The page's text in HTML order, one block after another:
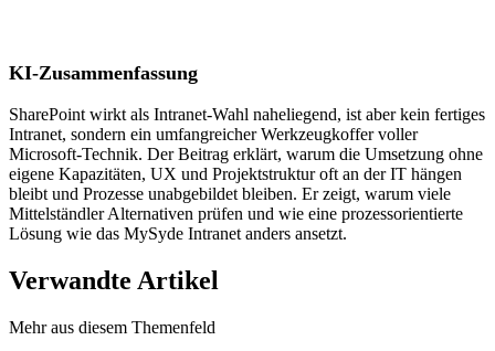
KI-Zusammenfassung
SharePoint wirkt als Intranet-Wahl naheliegend, ist aber kein fertiges
Intranet, sondern ein umfangreicher Werkzeugkoffer voller
Microsoft-Technik. Der Beitrag erklärt, warum die Umsetzung ohne
eigene Kapazitäten, UX und Projektstruktur oft an der IT hängen
bleibt und Prozesse unabgebildet bleiben. Er zeigt, warum viele
Mittelständler Alternativen prüfen und wie eine prozessorientierte
Lösung wie das MySyde Intranet anders ansetzt.
Verwandte Artikel
Mehr aus diesem Themenfeld